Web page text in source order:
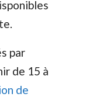
par
de 15 à
de